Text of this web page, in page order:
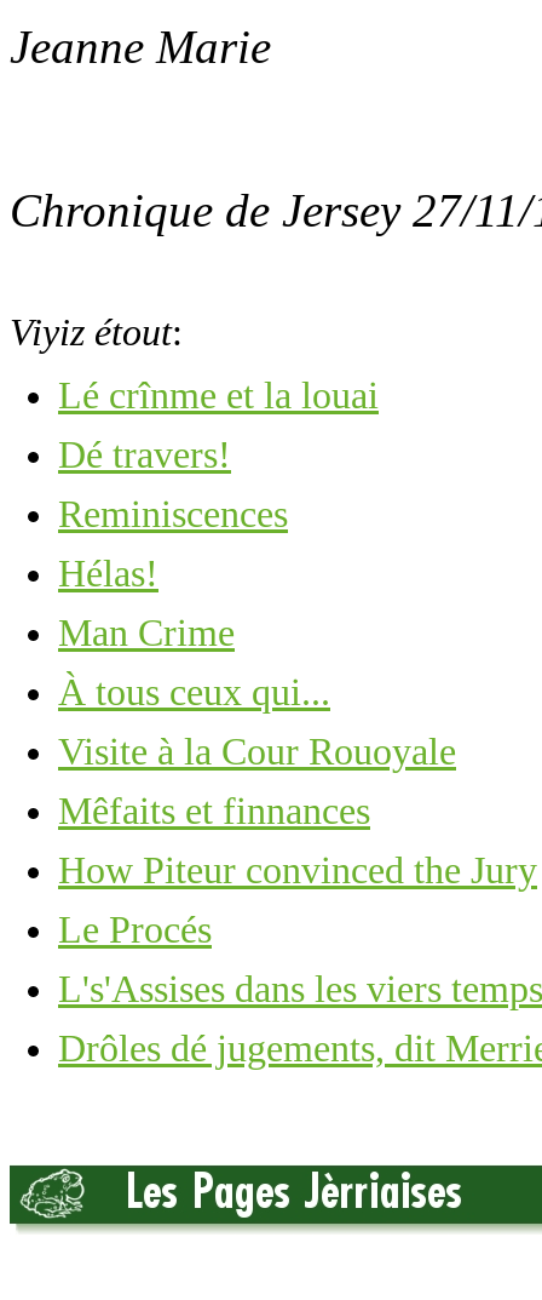
Jeanne Marie
Chronique de Jersey 27/
Viyiz étout:
Lé crînme et la louai
Dé travers!
Reminiscences
Hélas!
Man Crime
À tous ceux qui...
Visite à la Cour Rouoyale
Mêfaits et finnances
How Piteur convinced the Jury
Le Procés
L's'Assises dans les viers temps
Drôles dé jugements, dit